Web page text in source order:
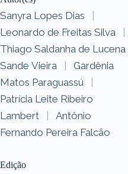
Sanyra Lopes Dias
|
Leonardo de Freitas Silva
|
Thiago Saldanha de Lucena
Sande Vieira
|
Gardênia
Matos Paraguassú
|
Patrícia Leite Ribeiro
Lambert
|
Antônio
Fernando Pereira Falcão
Edição